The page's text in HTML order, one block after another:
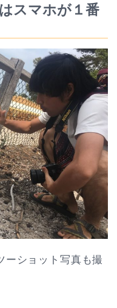
スマホが１番
ーショット写真も撮